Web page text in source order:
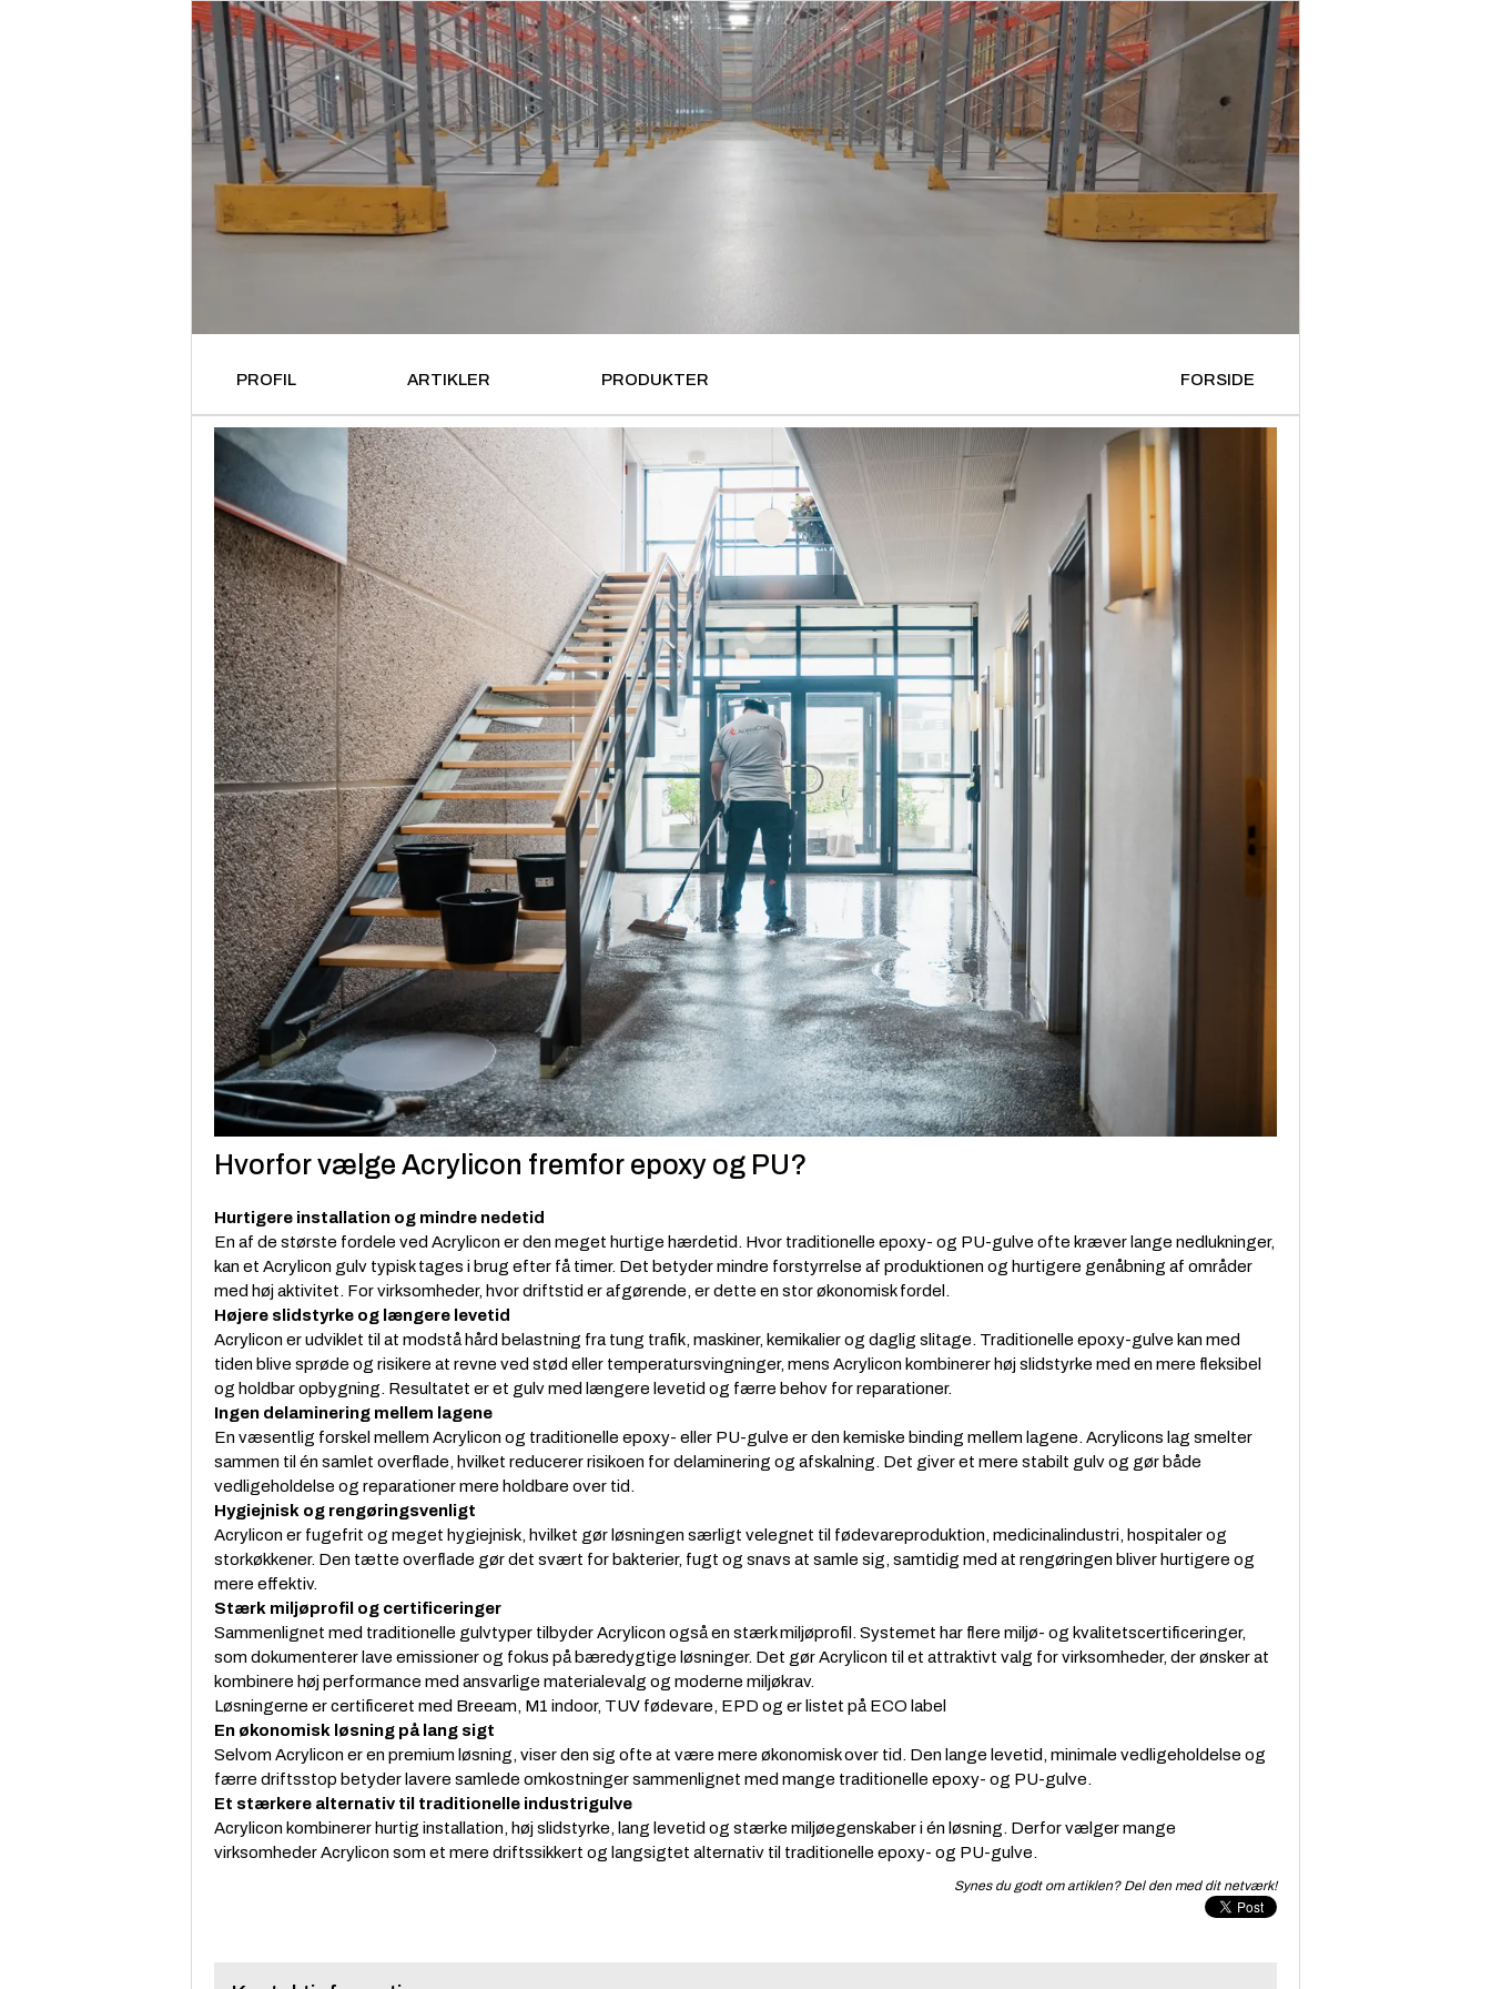
PROFIL ARTIKLER PRODUKTER FORSIDE
Hvorfor vælge Acrylicon fremfor epoxy og PU?
Hurtigere installation og mindre nedetid
En af de største fordele ved Acrylicon er den meget hurtige hærdetid. Hvor traditionelle epoxy- og PU-gulve ofte kræver lange nedlukninger,
kan et Acrylicon gulv typisk tages i brug efter få timer. Det betyder mindre forstyrrelse af produktionen og hurtigere genåbning af områder
med høj aktivitet. For virksomheder, hvor driftstid er afgørende, er dette en stor økonomisk fordel.
Højere slidstyrke og længere levetid
Acrylicon er udviklet til at modstå hård belastning fra tung trafik, maskiner, kemikalier og daglig slitage. Traditionelle epoxy-gulve kan med
tiden blive sprøde og risikere at revne ved stød eller temperatursvingninger, mens Acrylicon kombinerer høj slidstyrke med en mere fleksibel
og holdbar opbygning. Resultatet er et gulv med længere levetid og færre behov for reparationer.
Ingen delaminering mellem lagene
En væsentlig forskel mellem Acrylicon og traditionelle epoxy- eller PU-gulve er den kemiske binding mellem lagene. Acrylicons lag smelter
sammen til én samlet overflade, hvilket reducerer risikoen for delaminering og afskalning. Det giver et mere stabilt gulv og gør både
vedligeholdelse og reparationer mere holdbare over tid.
Hygiejnisk og rengøringsvenligt
Acrylicon er fugefrit og meget hygiejnisk, hvilket gør løsningen særligt velegnet til fødevareproduktion, medicinalindustri, hospitaler og
storkøkkener. Den tætte overflade gør det svært for bakterier, fugt og snavs at samle sig, samtidig med at rengøringen bliver hurtigere og
mere effektiv.
Stærk miljøprofil og certificeringer
Sammenlignet med traditionelle gulvtyper tilbyder Acrylicon også en stærk miljøprofil. Systemet har flere miljø- og kvalitetscertificeringer,
som dokumenterer lave emissioner og fokus på bæredygtige løsninger. Det gør Acrylicon til et attraktivt valg for virksomheder, der ønsker at
kombinere høj performance med ansvarlige materialevalg og moderne miljøkrav.
Løsningerne er certificeret med Breeam, M1 indoor, TUV fødevare, EPD og er listet på ECO label
En økonomisk løsning på lang sigt
Selvom Acrylicon er en premium løsning, viser den sig ofte at være mere økonomisk over tid. Den lange levetid, minimale vedligeholdelse og
færre driftsstop betyder lavere samlede omkostninger sammenlignet med mange traditionelle epoxy- og PU-gulve.
Et stærkere alternativ til traditionelle industrigulve
Acrylicon kombinerer hurtig installation, høj slidstyrke, lang levetid og stærke miljøegenskaber i én løsning. Derfor vælger mange
virksomheder Acrylicon som et mere driftssikkert og langsigtet alternativ til traditionelle epoxy- og PU-gulve.
Synes du godt om artiklen? Del den med dit netværk!